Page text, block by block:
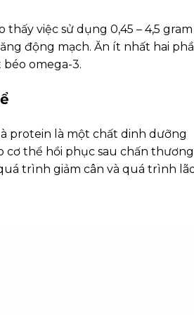
việc sử dụng 0,45 – 4,5 gram
động mạch. Ăn ít nhất hai
omega-3.
protein là một chất dinh dưỡng
cơ thể hồi phục sau chấn
trình giảm cân và quá trình